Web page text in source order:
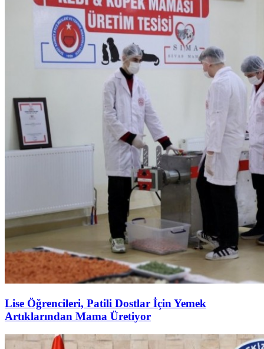
Lise Öğrencileri, Patili Dostlar İçin Yemek
Artıklarından Mama Üretiyor